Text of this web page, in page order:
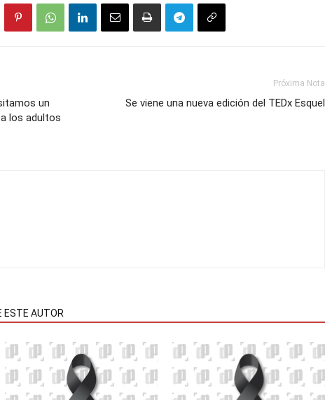
un
los adultos
Próxima Nota
Se viene una nueva edición del TEDx Esquel
ESTE AUTOR